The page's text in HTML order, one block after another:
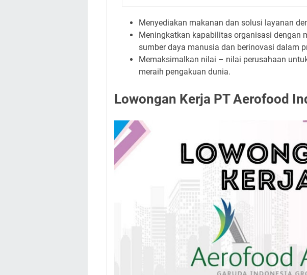
Menyediakan makanan dan solusi layanan
Meningkatkan kapabilitas organisasi dengan
sumber daya manusia dan berinovasi dalam
Memaksimalkan nilai – nilai perusahaan
meraih pengakuan dunia.
Lowongan Kerja PT Aerofood